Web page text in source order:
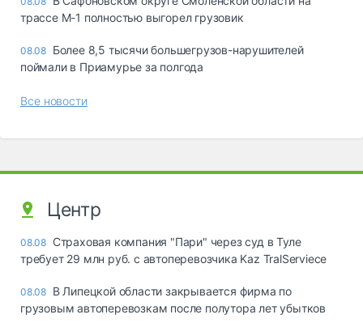
трассе М-1 полностью выгорел грузовик
08.08 Более 8,5 тысячи большегрузов-нарушителей
поймали в Приамурье за полгода
Все новости
Центр
08.08 Страховая компания "Пари" через суд в Туле
требует 29 млн руб. с автоперевозчика Kaz TralServiece
08.08 В Липецкой области закрывается фирма по
грузовым автоперевозкам после полутора лет убытков